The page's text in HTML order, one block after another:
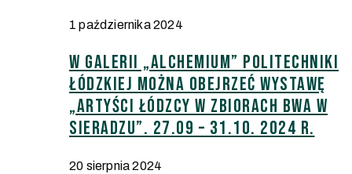
1 października 2024
W Galerii „Alchemium” Politechniki
Łódzkiej można obejrzeć wystawę
„Artyści łódzcy w zbiorach BWA w
Sieradzu”. 27.09 – 31.10. 2024 r.
20 sierpnia 2024